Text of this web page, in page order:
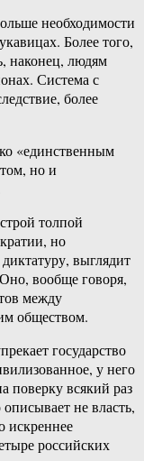
необходимости
Более того,
наконец, людям
Система с
более
«единственным
но и
толпой
но
выглядит
вообще говоря,
между
обществом.
государство
у него
поверку всякий раз
не власть,
искреннее
российских